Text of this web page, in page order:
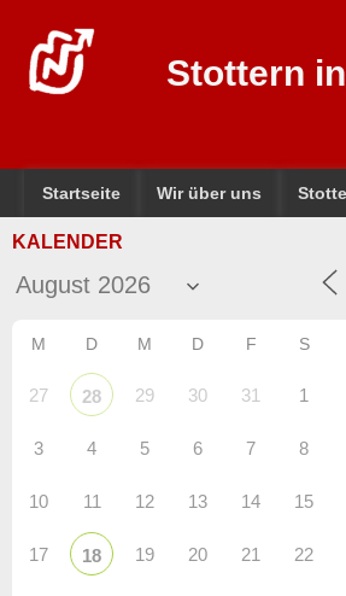
Stottern
Startseite Wir über uns
KALENDER
M D M D F S
27 28 29 30 31 1
3 4 5 6 7 8
10 11 12 13 14 15
17 18 19 20 21 22